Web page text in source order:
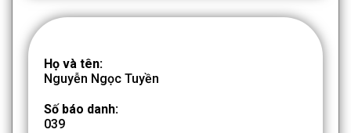
Họ và tên:
Nguyễn Ngọc Tuyền
Số báo danh:
039